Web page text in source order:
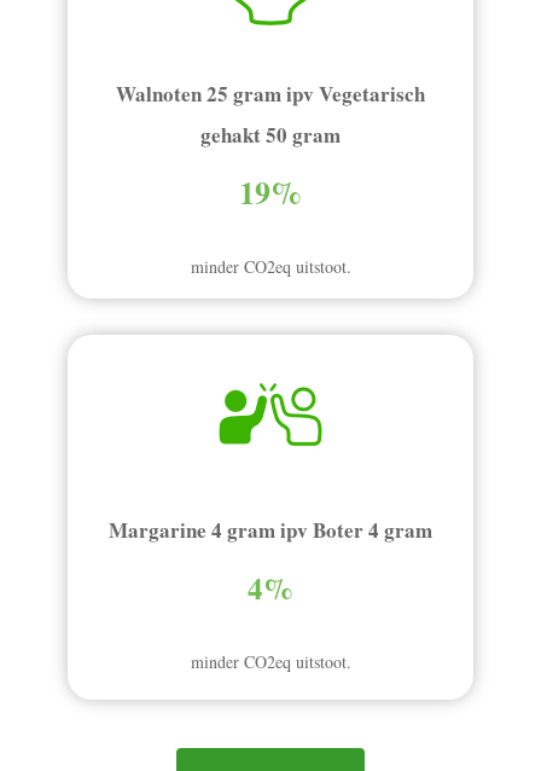
Walnoten 25 gram ipv Vegetarisch
gehakt 50 gram
19%
minder CO2eq uitstoot.
Margarine 4 gram ipv Boter 4 gram
4%
minder CO2eq uitstoot.